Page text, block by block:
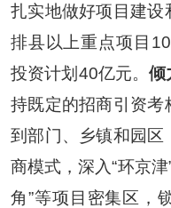
扎实地做好项目建设
排县以上重点项目
投资计划 40亿元。倾
持既定的招商引资考
到部门、乡镇和园区
商模式，深入“环京津
角”等项目密集区，